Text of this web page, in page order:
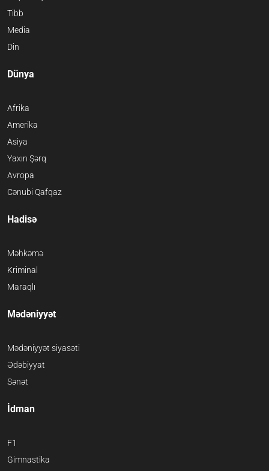
Tibb
Media
Din
Dünya
Afrika
Amerika
Asiya
Yaxın Şərq
Avropa
Cənubi Qafqaz
Hadisə
Məhkəmə
Kriminal
Maraqlı
Mədəniyyət
Mədəniyyət siyasəti
Ədəbiyyat
Sənət
İdman
F1
Gimnastika